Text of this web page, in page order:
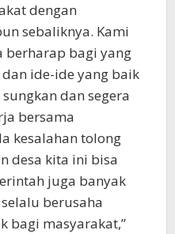
dengan
sebaliknya. Kami
berharap bagi yang
ide-ide yang baik
dan segera
bersama
kesalahan tolong
desa kita ini bisa
juga banyak
berusaha
bagi masyarakat,”